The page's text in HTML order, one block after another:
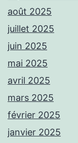
août 2025
juillet 2025
juin 2025
mai 2025
avril 2025
mars 2025
février 2025
janvier 2025